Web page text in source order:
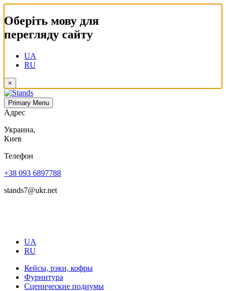
Оберіть мову для
перегляду сайту
UA
RU
×
Primary Menu
Адрес
Украина,
Киев
Телефон
+38 093 6897788
stands7@ukr.net
UA
RU
Кейсы, рэки, кофры
Фурнитура
Сценические подиумы